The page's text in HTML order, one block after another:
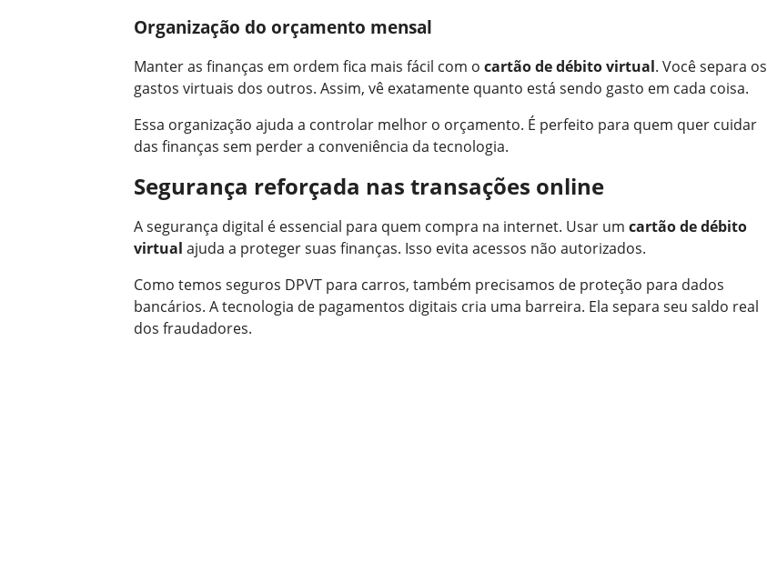
Organização do orçamento mensal
Manter as finanças em ordem fica mais fácil com o cartão de débito virtual. Você separa os
gastos virtuais dos outros. Assim, vê exatamente quanto está sendo gasto em cada coisa.
Essa organização ajuda a controlar melhor o orçamento. É perfeito para quem quer cuidar
das finanças sem perder a conveniência da tecnologia.
Segurança reforçada nas transações online
A segurança digital é essencial para quem compra na internet. Usar um cartão de débito
virtual ajuda a proteger suas finanças. Isso evita acessos não autorizados.
Como temos seguros DPVT para carros, também precisamos de proteção para dados
bancários. A tecnologia de pagamentos digitais cria uma barreira. Ela separa seu saldo real
dos fraudadores.